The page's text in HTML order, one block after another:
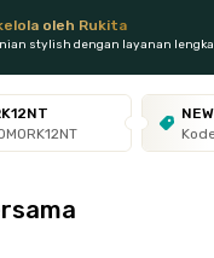
oleh Rukita
stylish dengan layanan